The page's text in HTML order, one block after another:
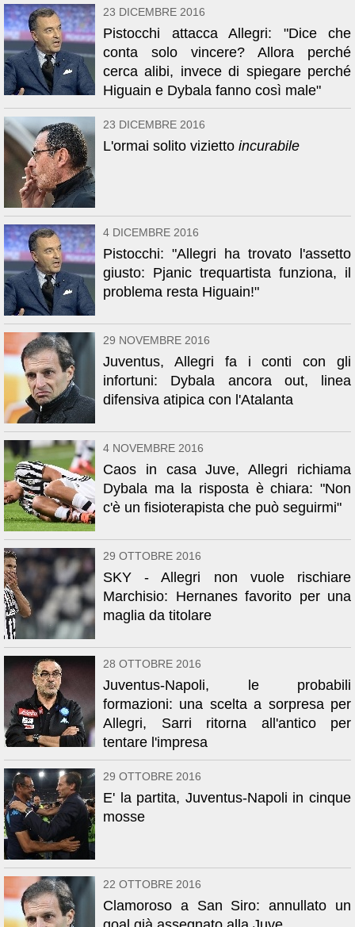
23 DICEMBRE 2016
Pistocchi attacca Allegri: "Dice che
conta solo vincere? Allora perché
cerca alibi, invece di spiegare perché
Higuain e Dybala fanno così male"
23 DICEMBRE 2016
L'ormai solito vizietto incurabile
4 DICEMBRE 2016
Pistocchi: "Allegri ha trovato l'assetto
giusto: Pjanic trequartista funziona, il
problema resta Higuain!"
29 NOVEMBRE 2016
Juventus, Allegri fa i conti con gli
infortuni: Dybala ancora out, linea
difensiva atipica con l'Atalanta
4 NOVEMBRE 2016
Caos in casa Juve, Allegri richiama
Dybala ma la risposta è chiara: "Non
c'è un fisioterapista che può seguirmi"
29 OTTOBRE 2016
SKY - Allegri non vuole rischiare
Marchisio: Hernanes favorito per una
maglia da titolare
28 OTTOBRE 2016
Juventus-Napoli, le probabili
formazioni: una scelta a sorpresa per
Allegri, Sarri ritorna all'antico per
tentare l'impresa
29 OTTOBRE 2016
E' la partita, Juventus-Napoli in cinque
mosse
22 OTTOBRE 2016
Clamoroso a San Siro: annullato un